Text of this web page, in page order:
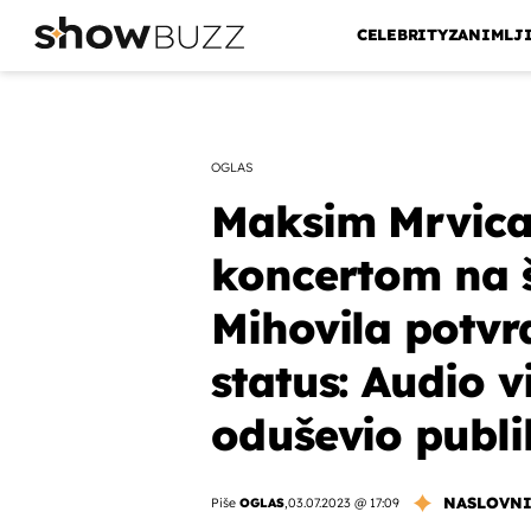
CELEBRITY
OGLAS
Maksim
koncertom na
Mihovila
status: Audio
oduševio
Piše OGLAS,03.07.2023 @ 17:09